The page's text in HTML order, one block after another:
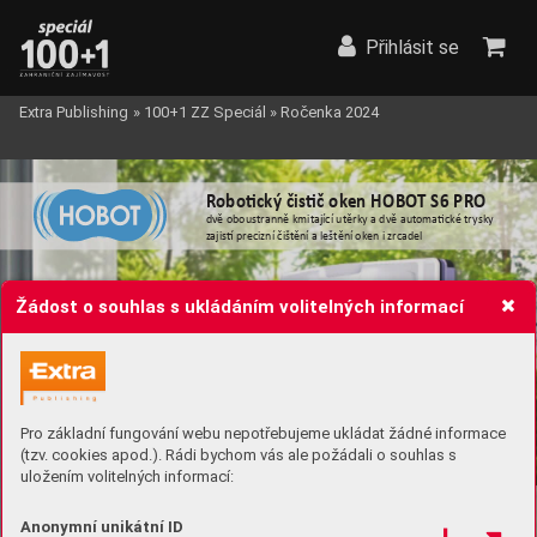
Žádost o souhlas s ukládáním volitelných informací
Pro základní fungování webu nepotřebujeme ukládat žádné informace
(tzv. cookies apod.). Rádi bychom vás ale požádali o souhlas s
uložením volitelných informací:
Anonymní unikátní ID
Robo�cký čis�č oken HOBOT S6 PRO


Přihlásit se
Extra Publishing » 100+1 ZZ Speciál » Ročenka 2024